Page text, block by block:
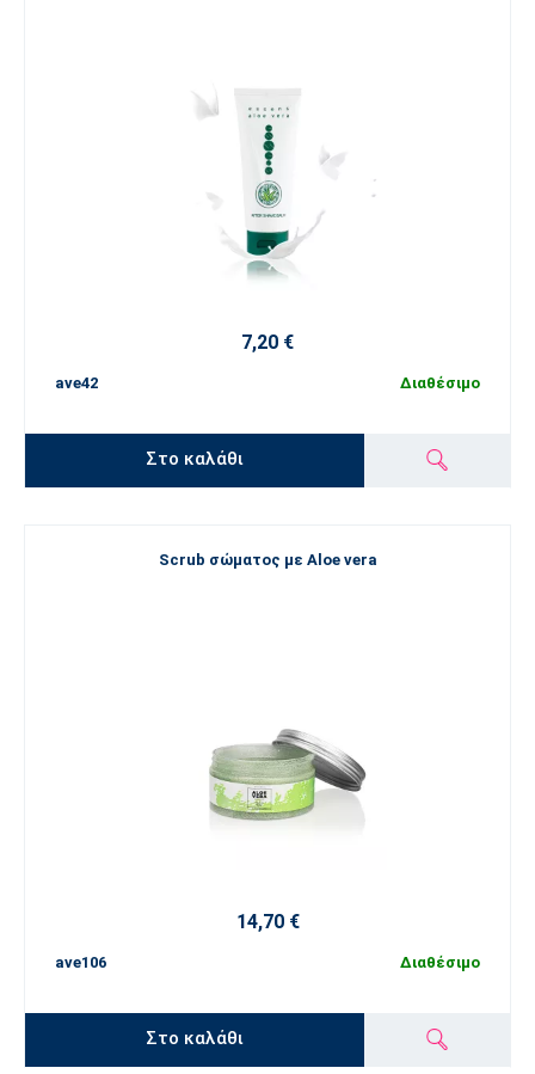
7,20 €
ave42 Διαθέσιμο
Στο καλάθι
Scrub σώματος με Aloe vera
14,70 €
ave106 Διαθέσιμο
Στο καλάθι